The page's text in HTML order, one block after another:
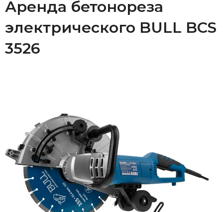
Аренда бетонореза
электрического BULL BCS
3526